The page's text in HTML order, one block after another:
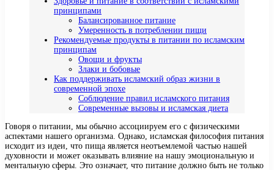
принципами
Балансированное питание
Умеренность в потреблении пищи
Рекомендуемые продукты в питании по исламским
принципам
Овощи и фрукты
Злаки и бобовые
Как поддерживать исламский образ жизни в
современной эпохе
Соблюдение правил исламского питания
Современные вызовы и исламская диета
Говоря о питании, мы обычно ассоциируем его с физическими
аспектами нашего организма. Однако, исламская философия питания
исходит из идеи, что пища является неотъемлемой частью нашей
духовности и может оказывать влияние на нашу эмоциональную и
ментальную сферы. Это означает, что питание должно быть не только